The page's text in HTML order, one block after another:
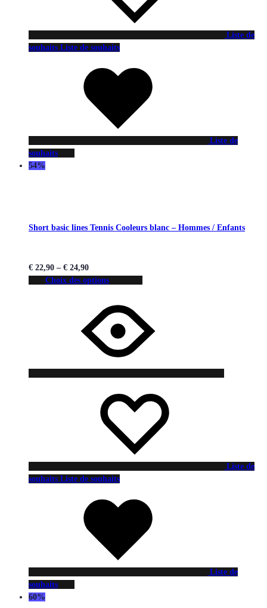
Liste de
souhaits Liste de souhaits
Liste de
souhaits
54%
Short basic lines Tennis Cooleurs blanc – Hommes / Enfants
€ 22,90 – € 24,90
Choix des options
Liste de
souhaits Liste de souhaits
Liste de
souhaits
60%